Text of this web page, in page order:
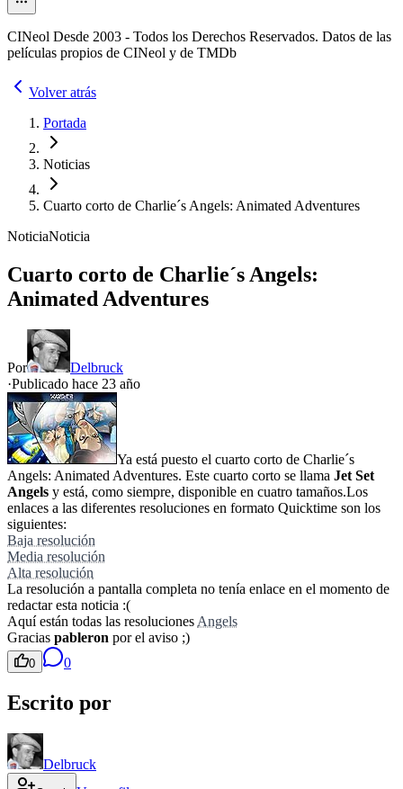
CINeol Desde 2003 - Todos los Derechos Reservados. Datos de las
películas propios de CINeol y de TMDb
Volver atrás
Portada
Noticias
Cuarto corto de Charlie´s Angels: Animated Adventures
NoticiaNoticia
Cuarto corto de Charlie´s Angels:
Animated Adventures
Por
Delbruck
·Publicado hace 23 año
Ya está puesto el cuarto corto de Charlie´s
Angels: Animated Adventures. Este cuarto corto se llama Jet Set
Angels y está, como siempre, disponible en cuatro tamaños.Los
enlaces a las diferentes resoluciones en formato Quicktime son los
siguientes:
Baja resolución
Media resolución
Alta resolución
La resolución a pantalla completa no tenía enlace en el momento de
redactar esta noticia :(
Aquí están todas las resoluciones Angels
Gracias pableron por el aviso ;)
0 0
Escrito por
Delbruck